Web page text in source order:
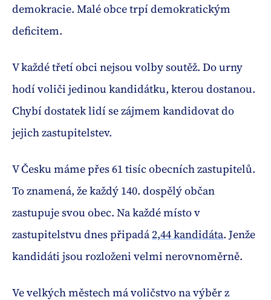
demokracie. Malé obce trpí demokratickým
deficitem.
V každé třetí obci nejsou volby soutěž. Do urny
hodí voliči jedinou kandidátku, kterou dostanou.
Chybí dostatek lidí se zájmem kandidovat do
jejich zastupitelstev.
V Česku máme přes 61 tisíc obecních zastupitelů.
To znamená, že každý 140. dospělý občan
zastupuje svou obec. Na každé místo v
zastupitelstvu dnes připadá 2,44 kandidáta. Jenže
kandidáti jsou rozloženi velmi nerovnoměrně.
Ve velkých městech má voličstvo na výběr z